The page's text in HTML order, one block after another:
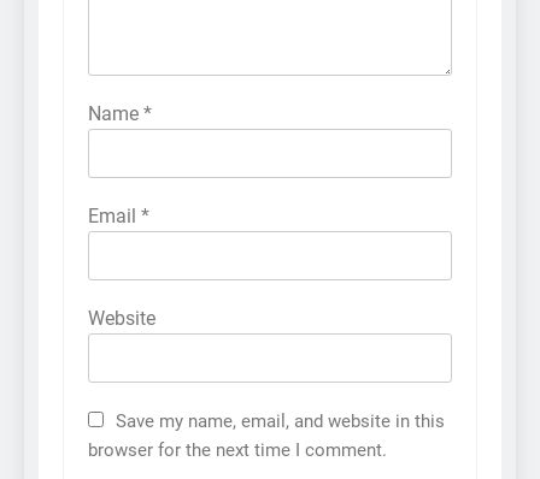
Name *
Email *
Website
Save my name, email, and website in this
browser for the next time I comment.